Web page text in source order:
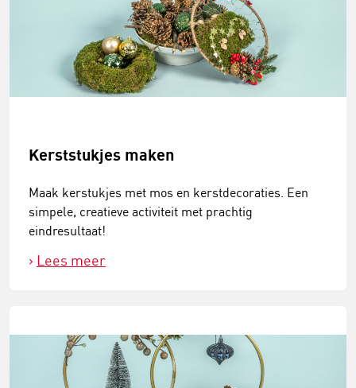
Kerststukjes maken
Maak kerstukjes met mos en kerstdecoraties. Een
simpele, creatieve activiteit met prachtig
eindresultaat!
Lees meer